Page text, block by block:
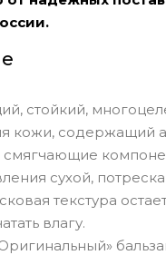
стойкий,
кожи, содержащий
сухой,
текстура
влагу.